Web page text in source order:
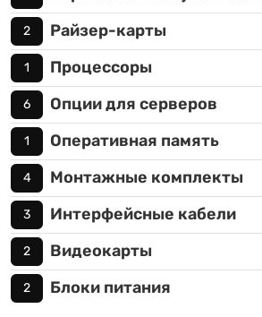
2 Райзер-карты
1 Процессоры
6 Опции для серверов
1 Оперативная память
4 Монтажные комплекты
3 Интерфейсные кабели
2 Видеокарты
2 Блоки питания